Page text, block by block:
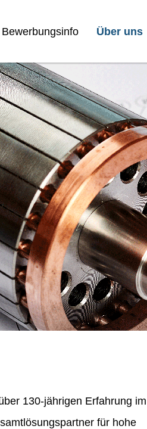
Bewerbungsinfo Über uns
130-jährigen Erfahrung
für hohe